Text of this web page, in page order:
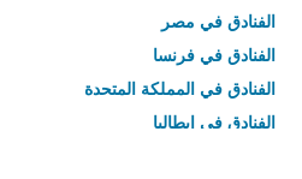
الفنادق في مصر
الفنادق في فرنسا
الفنادق في المملكة المتحدة
الفنادق في إيطاليا